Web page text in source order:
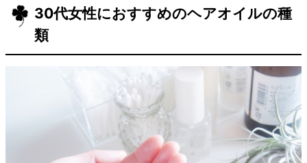
30代女性におすすめのヘアオイルの種
類